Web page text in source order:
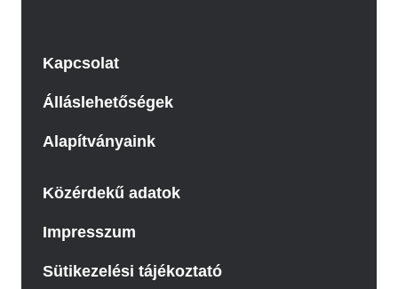
Kapcsolat
Álláslehetőségek
Alapítványaink
Közérdekű adatok
Impresszum
Sütikezelési tájékoztató